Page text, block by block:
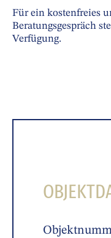
Für ein kostenfreies
Beratungsgespräch
Verfügung.